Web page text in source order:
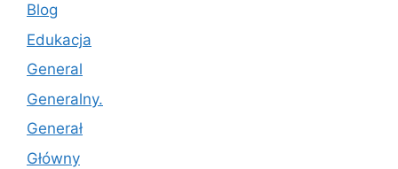
Blog
Edukacja
General
Generalny.
Generał
Główny